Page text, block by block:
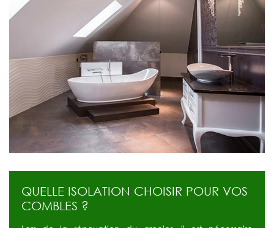
QUELLE ISOLATION CHOISIR POUR VOS
COMBLES ?